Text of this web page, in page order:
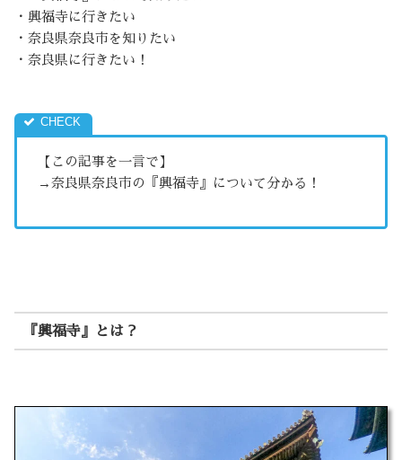
・興福寺に行きたい
・奈良県奈良市を知りたい
・奈良県に行きたい！
【この記事を一言で】
→奈良県奈良市の『興福寺』について分かる！
『興福寺』とは？